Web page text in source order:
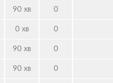
90 хв 0
0 хв 0
90 хв 0
90 хв 0